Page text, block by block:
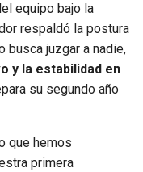
equipo bajo la
respaldó la postura
busca juzgar a nadie,
y la estabilidad en
su segundo año
que hemos
primera